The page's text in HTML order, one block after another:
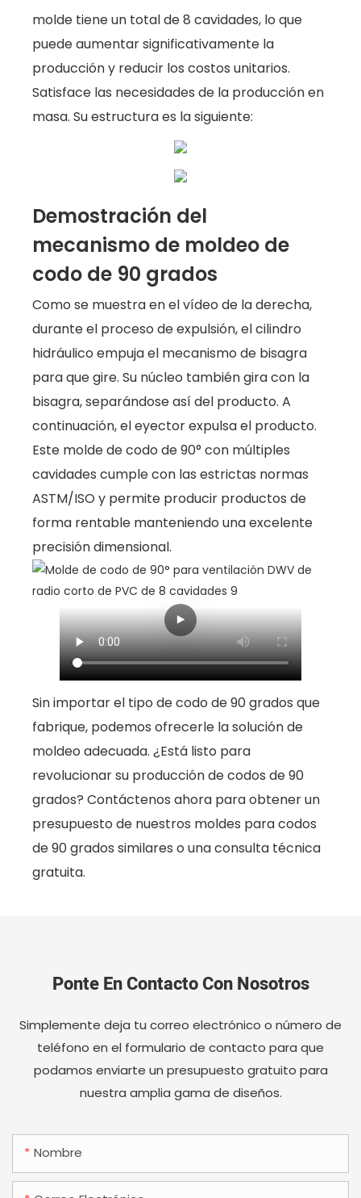
molde tiene un total de 8 cavidades, lo que
puede aumentar significativamente la
producción y reducir los costos unitarios.
Satisface las necesidades de la producción en
masa. Su estructura es la siguiente:
Demostración del
mecanismo de moldeo de
codo de 90 grados
Como se muestra en el vídeo de la derecha,
durante el proceso de expulsión, el cilindro
hidráulico empuja el mecanismo de bisagra
para que gire. Su núcleo también gira con la
bisagra, separándose así del producto. A
continuación, el eyector expulsa el producto.
Este molde de codo de 90° con múltiples
cavidades cumple con las estrictas normas
ASTM/ISO y permite producir productos de
forma rentable manteniendo una excelente
precisión dimensional.
Sin importar el tipo de codo de 90 grados que
fabrique, podemos ofrecerle la solución de
moldeo adecuada. ¿Está listo para
revolucionar su producción de codos de 90
grados? Contáctenos ahora para obtener un
presupuesto de nuestros moldes para codos
de 90 grados similares o una consulta técnica
gratuita.
Ponte En Contacto Con Nosotros
Simplemente deja tu correo electrónico o número de
teléfono en el formulario de contacto para que
podamos enviarte un presupuesto gratuito para
nuestra amplia gama de diseños.
Nombre